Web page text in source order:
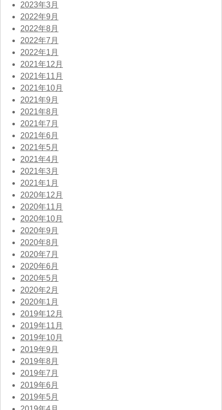
2023年3月
2022年9月
2022年8月
2022年7月
2022年1月
2021年12月
2021年11月
2021年10月
2021年9月
2021年8月
2021年7月
2021年6月
2021年5月
2021年4月
2021年3月
2021年1月
2020年12月
2020年11月
2020年10月
2020年9月
2020年8月
2020年7月
2020年6月
2020年5月
2020年2月
2020年1月
2019年12月
2019年11月
2019年10月
2019年9月
2019年8月
2019年7月
2019年6月
2019年5月